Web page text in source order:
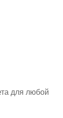
для любой